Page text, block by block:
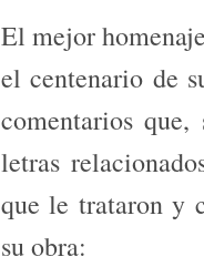
El mejor
el centenario de
comentarios
letras
que le trataron y
su obra: